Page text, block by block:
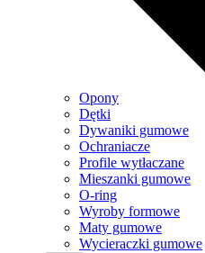
Opony
Dętki
Dywaniki gumowe
Ochraniacze
Profile wytłaczane
Mieszanki gumowe
O-ring
Wyroby formowe
Maty gumowe
Wycieraczki gumowe